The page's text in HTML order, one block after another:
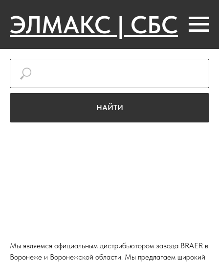
ЭЛМАКС | СБС
НАЙТИ
Мы являемся официальным дистрибьютором завода BRAER в
Воронеже и Воронежской области. Мы предлагаем широкий